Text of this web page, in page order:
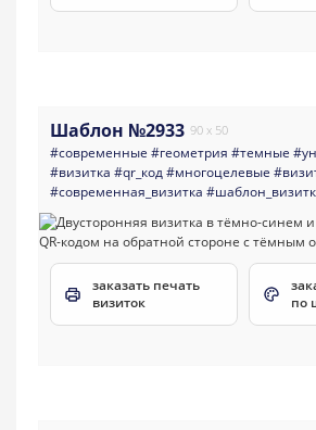
Шаблон №2933 90 x 50
#современные #геометрия #темные
#визитка #qr_код#многоцелевые
#современная_визитка
заказать печать
визиток
по